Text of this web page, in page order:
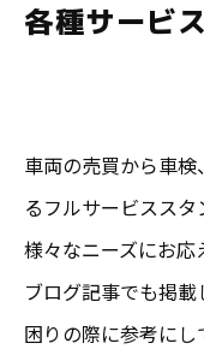
各種サービ
車両の売買から車
るフルサービスス
様々なニーズにお応
ブログ記事でも掲
困りの際に参考に